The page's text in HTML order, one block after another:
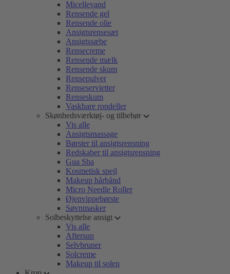
Micellevand
Rensende gel
Rensende olie
Ansigtsrensesæt
Ansigtssæbe
Rensecreme
Rensende mælk
Rensende skum
Rensepulver
Renseservietter
Renseskum
Vaskbare rondeller
Skønhedsværktøj- og tilbehør
Vis alle
Ansigtsmassage
Børster til ansigtsrensning
Redskaber til ansigtsrensning
Gua Sha
Kosmetisk spejl
Makeup hårbånd
Micro Needle Roller
Øjenvippebørste
Søvnmasker
Solbeskyttelse ansigt
Vis alle
Aftersun
Selvbruner
Solcreme
Makeup til solen